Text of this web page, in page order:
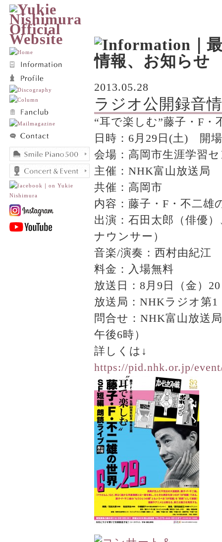
2013.05.28
ラジオ公開録音
“耳で楽しむ”藤子・F・
日時：6月29日(土) 開
会場：高岡市生涯学習
主催：NHK富山放送局
共催：高岡市
内容：藤子・F・不二雄
出演：石田太郎（俳優
ナウンサー）
音楽/演奏：西村由紀江
料金：入場無料
放送日：8月9日（金）
放送局：NHKラジオ第1
問合せ：NHK富山放送
午後6時）
詳しくは↓
https://pid.nhk.or.jp/